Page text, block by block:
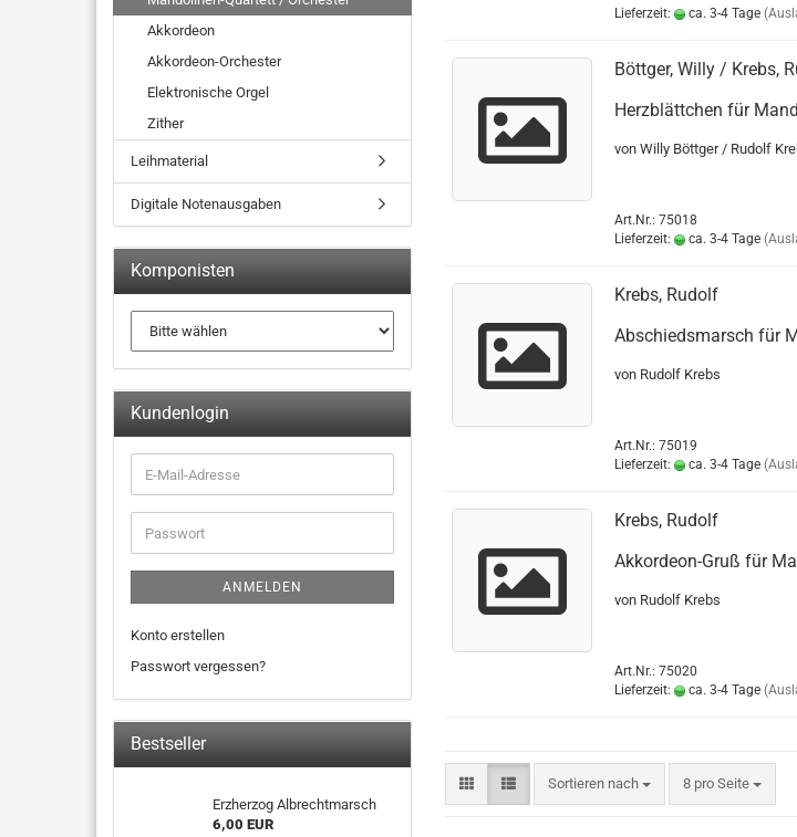
Lieferzeit:
ca. 3-4 Tage
Böttger, Willy / Krebs,
Herzblättchen für
von Willy Böttger / Rudolf
Art.Nr.: 75018
Lieferzeit:
ca. 3-4 Tage
Krebs, Rudolf
Abschiedsmarsch für
von Rudolf Krebs
Art.Nr.: 75019
Lieferzeit:
ca. 3-4 Tage
Krebs, Rudolf
Akkordeon-Gruß für
von Rudolf Krebs
Art.Nr.: 75020
Lieferzeit:
ca. 3-4 Tage
Sortieren nach 8 pro Seite
Akkordeon
Akkordeon-Orchester
Elektronische Orgel
Zither
Leihmaterial
Digitale Notenausgaben
Komponisten
Kundenlogin
ANMELDEN
Konto erstellen
Passwort vergessen?
Bestseller
Erzherzog Albrechtmarsch
6,00 EUR